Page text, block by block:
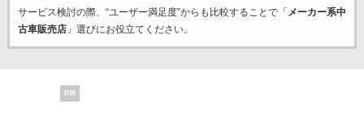
サービス検討の際、“ユーザー満足度”からも比較することで「 メーカー系中
古車販売店」選びにお役立てください。
PR